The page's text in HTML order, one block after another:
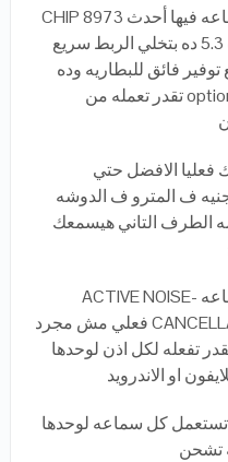
➖السماعه فيها أحدث CHIP 8973
بلوتوث 5.3 ده بتخلي الربط سريع
توفير فائق للبطاريه وده
كمان option تقدر تعمله من
فعليا الافضل حتي
ف المترو ف الدوشه
الطرف التاني هيسمعك
➖السماعه ACTIVE NOISE-
CANCELLATION فعلي مش مجرد
تفعله لكل اذن لوحدها
او الاندرويد
تستعمل كل سماعه لوحدها
تشحن